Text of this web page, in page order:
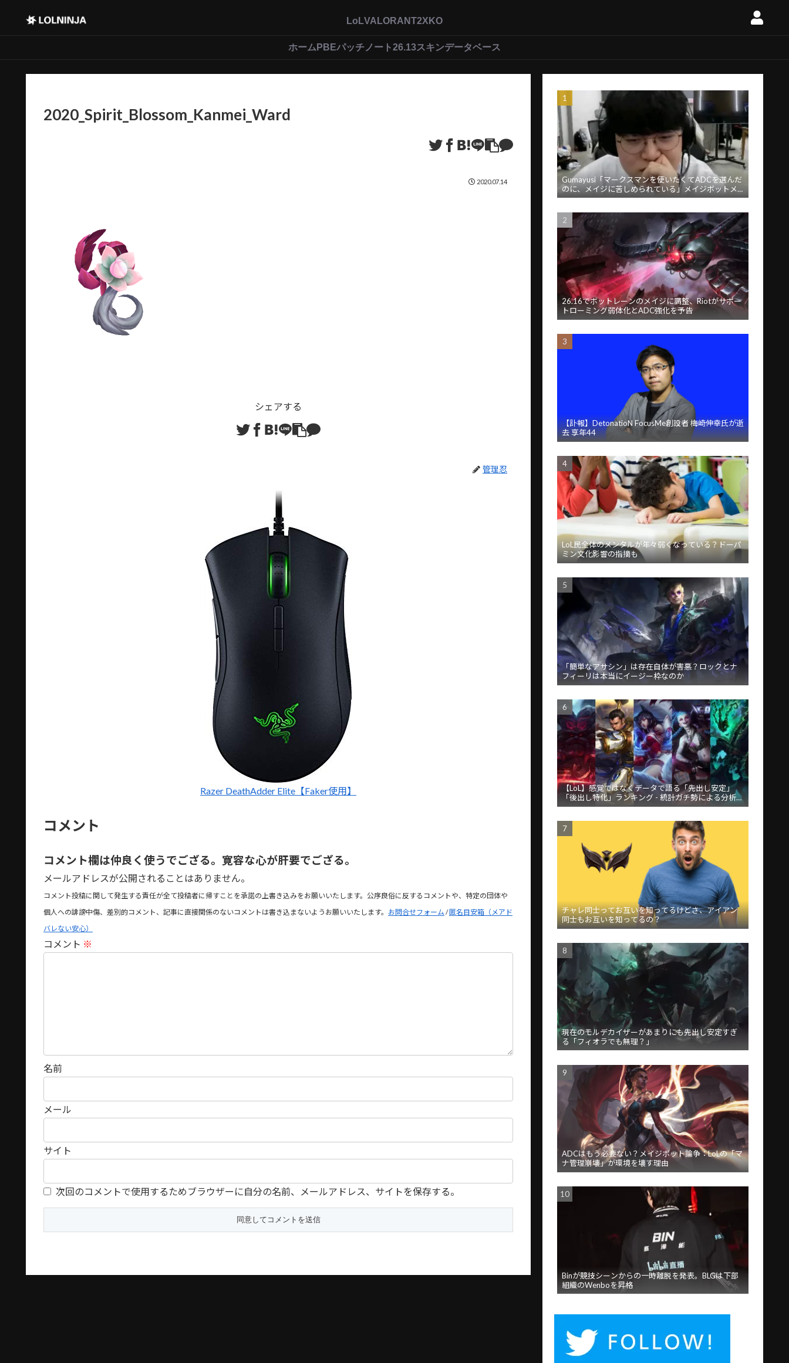
LoLVALORANT2XKO
ホーム PBEパッチノート26.13スキンデータベース
2020_Spirit_Blossom_Kanmei_Ward
2020.07.14
シェアする
管理忍
Razer DeathAdder Elite【Faker使用】
コメント
コメント欄は仲良く使うでござる。寛容な心が肝要でござる。
メールアドレスが公開されることはありません。
コメント投稿に関して発生する責任が全て投稿者に帰すことを承諾の上書き込みをお願いいたします。公序良俗に反するコメントや、特定の団体や
個人への誹謗中傷、差別的コメント、記事に直接関係のないコメントは書き込まないようお願いいたします。 お問合せフォーム /匿名目安箱（メアド
バレない安心）
コメント ※
名前
メール
サイト
次回のコメントで使用するためブラウザーに自分の名前、メールアドレス、サイトを保存する。
Gumayusi「マークスマンを使いたくてADCを選んだ
のに、メイジに苦しめられている」メイジボットメ
タに苦言
26.16でボットレーンのメイジに調整、Riotがサポー
トローミング弱体化とADC強化を予告
【訃報】DetonatioN FocusMe創設者 梅崎伸幸氏が逝
去 享年44
LoL民全体のメンタルが年々弱くなっている？ドーパ
ミン文化影響の指摘も
「簡単なアサシン」は存在自体が害悪？ロックとナ
フィーリは本当にイージー枠なのか
【LoL】感覚ではなくデータで語る「先出し安定」
「後出し特化」ランキング - 統計ガチ勢による分析が
話題
チャレ同士ってお互いを知ってるけどさ、アイアン
同士もお互いを知ってるの？
現在のモルデカイザーがあまりにも先出し安定すぎ
る「フィオラでも無理？」
ADCはもう必要ない？メイジボット論争：LoLの「マ
ナ管理崩壊」が環境を壊す理由
Binが競技シーンからの一時離脱を発表。BLGは下部
組織のWenboを昇格